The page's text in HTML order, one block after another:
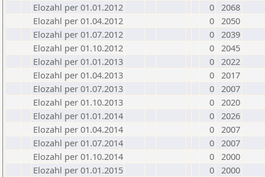
Elozahl per 01.01.2012
0 2068
Elozahl per 01.04.2012
0 2050
Elozahl per 01.07.2012
0 2039
Elozahl per 01.10.2012
0 2045
Elozahl per 01.01.2013
0 2022
Elozahl per 01.04.2013
0 2017
Elozahl per 01.07.2013
0 2007
Elozahl per 01.10.2013
0 2020
Elozahl per 01.01.2014
0 2026
Elozahl per 01.04.2014
0 2007
Elozahl per 01.07.2014
0 2007
Elozahl per 01.10.2014
0 2000
Elozahl per 01.01.2015
0 2000